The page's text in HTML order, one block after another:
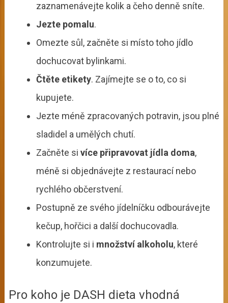
zaznamenávejte kolik a čeho denně sníte.
Jezte pomalu.
Omezte sůl, začněte si místo toho jídlo
dochucovat bylinkami.
Čtěte etikety. Zajímejte se o to, co si
kupujete.
Jezte méně zpracovaných potravin, jsou plné
sladidel a umělých chutí.
Začněte si více připravovat jídla doma,
méně si objednávejte z restaurací nebo
rychlého občerstvení.
Postupně ze svého jídelníčku odbourávejte
kečup, hořčici a další dochucovadla.
Kontrolujte si i množství alkoholu, které
konzumujete.
Pro koho je DASH dieta vhodná